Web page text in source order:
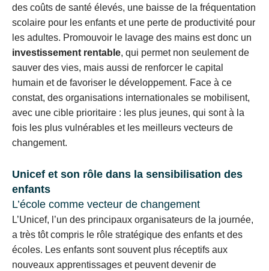
des coûts de santé élevés, une baisse de la fréquentation
scolaire pour les enfants et une perte de productivité pour
les adultes. Promouvoir le lavage des mains est donc un
investissement rentable, qui permet non seulement de
sauver des vies, mais aussi de renforcer le capital
humain et de favoriser le développement. Face à ce
constat, des organisations internationales se mobilisent,
avec une cible prioritaire : les plus jeunes, qui sont à la
fois les plus vulnérables et les meilleurs vecteurs de
changement.
Unicef et son rôle dans la sensibilisation des
enfants
L’école comme vecteur de changement
L’Unicef, l’un des principaux organisateurs de la journée,
a très tôt compris le rôle stratégique des enfants et des
écoles. Les enfants sont souvent plus réceptifs aux
nouveaux apprentissages et peuvent devenir de